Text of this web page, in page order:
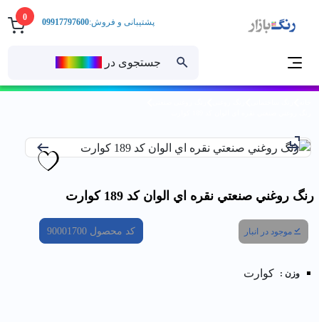
0
جستجوی در
پشتیبانی و فروش:09917797600
رنگ روغني صنعتي نقره اي الوان کد 189 كوارت
موجود در انبار کد محصول 90001700
وزن : کوارت